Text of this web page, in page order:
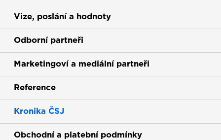
Vize, poslání a hodnoty
Odborní partneři
Marketingoví a mediální partneři
Reference
Kronika ČSJ
Obchodní a platební podmínky